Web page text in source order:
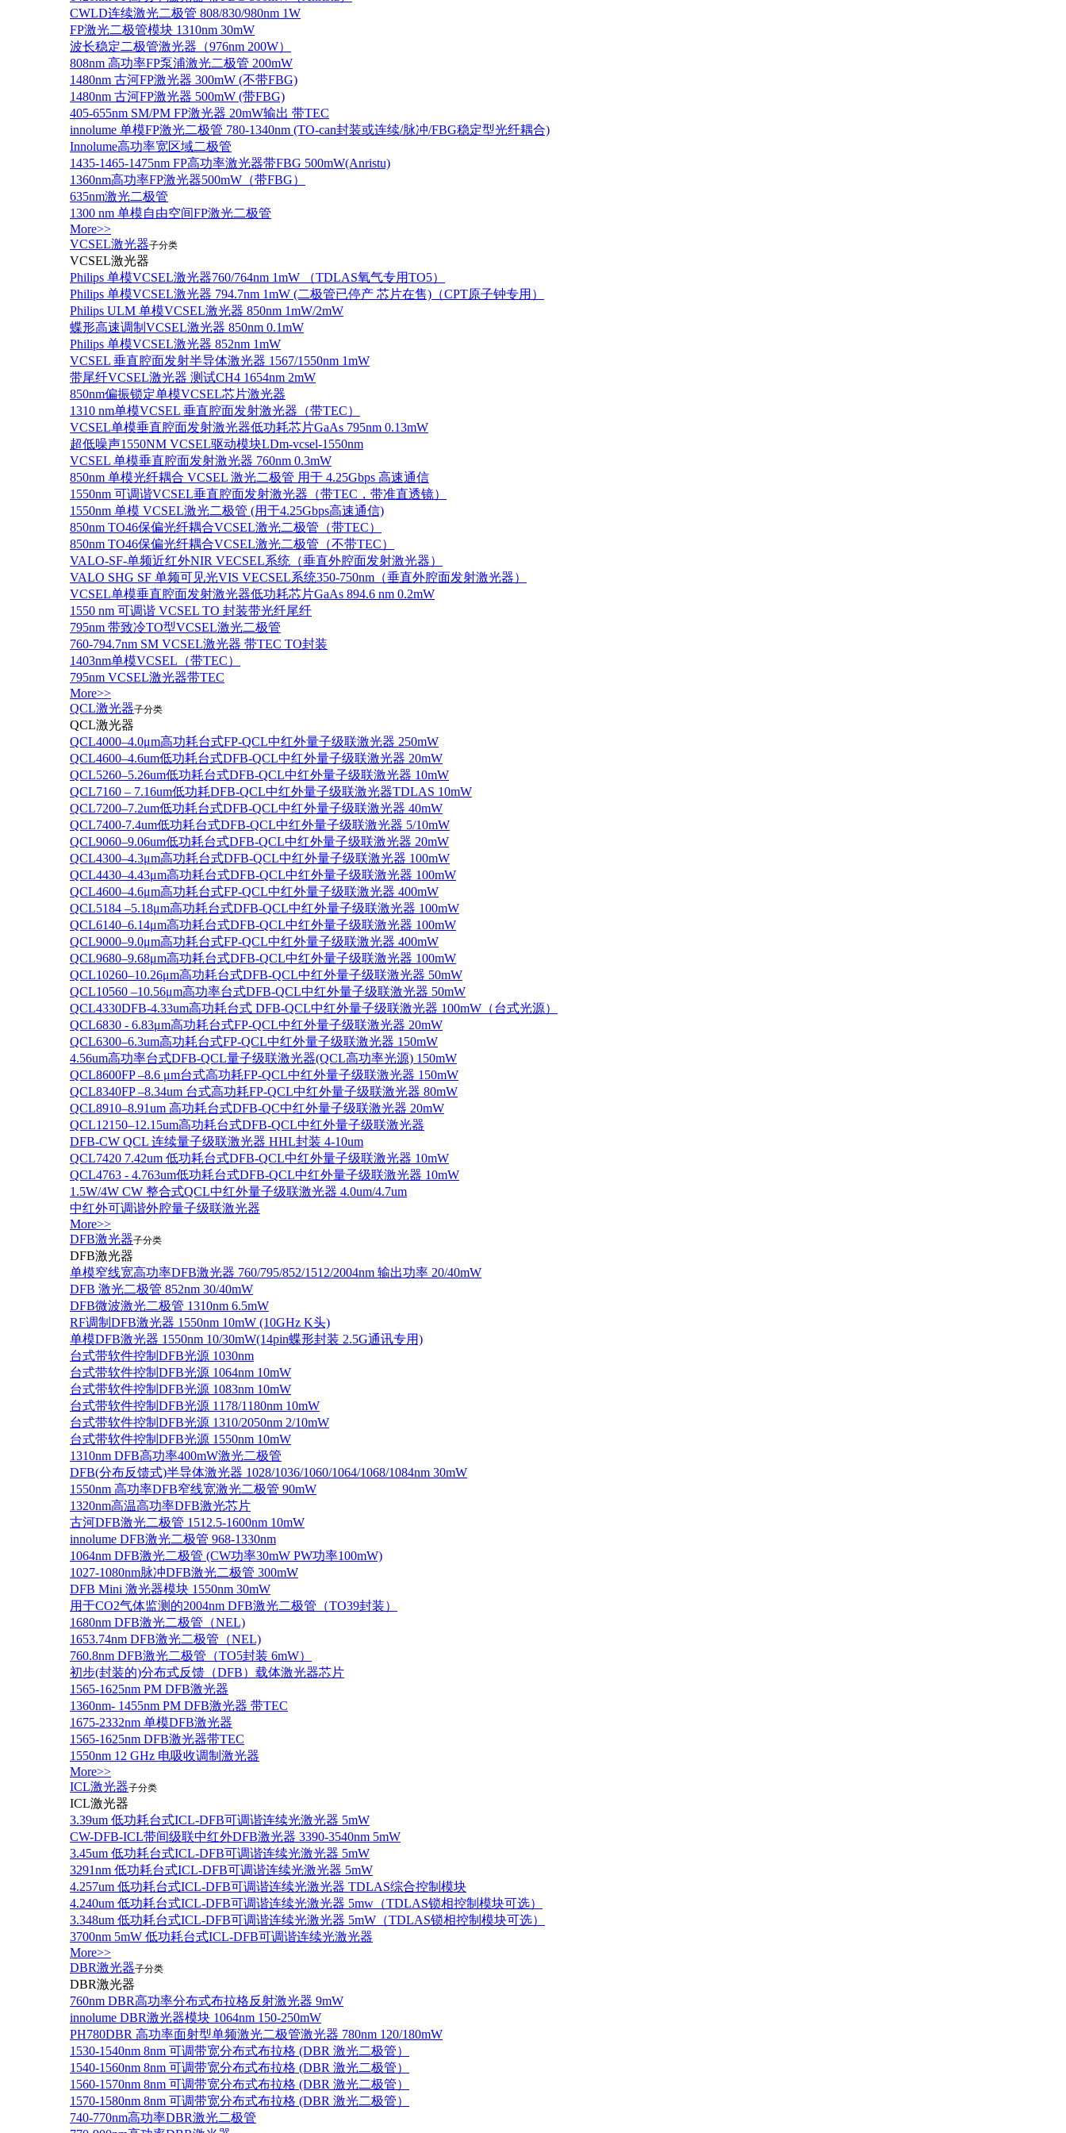
CWLD连续激光二极管 808/830/980nm 1W
FP激光二极管模块 1310nm 30mW
波长稳定二极管激光器（976nm 200W）
808nm 高功率FP泵浦激光二极管 200mW
1480nm 古河FP激光器 300mW (不带FBG)
1480nm 古河FP激光器 500mW (带FBG)
405-655nm SM/PM FP激光器 20mW输出 带TEC
innolume 单模FP激光二极管 780-1340nm (TO-can封装或连续/脉冲/FBG稳定型光纤耦合)
Innolume高功率宽区域二极管
1435-1465-1475nm FP高功率激光器带FBG 500mW(Anristu)
1360nm高功率FP激光器500mW（带FBG）
635nm激光二极管
1300 nm 单模自由空间FP激光二极管
More>>
VCSEL激光器子分类
VCSEL激光器
Philips 单模VCSEL激光器760/764nm 1mW （TDLAS氧气专用TO5）
Philips 单模VCSEL激光器 794.7nm 1mW (二极管已停产 芯片在售)（CPT原子钟专用）
Philips ULM 单模VCSEL激光器 850nm 1mW/2mW
蝶形高速调制VCSEL激光器 850nm 0.1mW
Philips 单模VCSEL激光器 852nm 1mW
VCSEL 垂直腔面发射半导体激光器 1567/1550nm 1mW
带尾纤VCSEL激光器 测试CH4 1654nm 2mW
850nm偏振锁定单模VCSEL芯片激光器
1310 nm单模VCSEL 垂直腔面发射激光器（带TEC）
VCSEL单模垂直腔面发射激光器低功耗芯片GaAs 795nm 0.13mW
超低噪声1550NM VCSEL驱动模块LDm-vcsel-1550nm
VCSEL 单模垂直腔面发射激光器 760nm 0.3mW
850nm 单模光纤耦合 VCSEL 激光二极管 用于 4.25Gbps 高速通信
1550nm 可调谐VCSEL垂直腔面发射激光器（带TEC，带准直透镜）
1550nm 单模 VCSEL激光二极管 (用于4.25Gbps高速通信)
850nm TO46保偏光纤耦合VCSEL激光二极管（带TEC）
850nm TO46保偏光纤耦合VCSEL激光二极管（不带TEC）
VALO-SF-单频近红外NIR VECSEL系统（垂直外腔面发射激光器）
VALO SHG SF 单频可见光VIS VECSEL系统350-750nm（垂直外腔面发射激光器）
VCSEL单模垂直腔面发射激光器低功耗芯片GaAs 894.6 nm 0.2mW
1550 nm 可调谐 VCSEL TO 封装带光纤尾纤
795nm 带致冷TO型VCSEL激光二极管
760-794.7nm SM VCSEL激光器 带TEC TO封装
1403nm单模VCSEL（带TEC）
795nm VCSEL激光器带TEC
More>>
QCL激光器子分类
QCL激光器
QCL4000–4.0μm高功耗台式FP-QCL中红外量子级联激光器 250mW
QCL4600–4.6um低功耗台式DFB-QCL中红外量子级联激光器 20mW
QCL5260–5.26um低功耗台式DFB-QCL中红外量子级联激光器 10mW
QCL7160 – 7.16um低功耗DFB-QCL中红外量子级联激光器TDLAS 10mW
QCL7200–7.2um低功耗台式DFB-QCL中红外量子级联激光器 40mW
QCL7400-7.4um低功耗台式DFB-QCL中红外量子级联激光器 5/10mW
QCL9060–9.06um低功耗台式DFB-QCL中红外量子级联激光器 20mW
QCL4300–4.3μm高功耗台式DFB-QCL中红外量子级联激光器 100mW
QCL4430–4.43μm高功耗台式DFB-QCL中红外量子级联激光器 100mW
QCL4600–4.6μm高功耗台式FP-QCL中红外量子级联激光器 400mW
QCL5184 –5.18μm高功耗台式DFB-QCL中红外量子级联激光器 100mW
QCL6140–6.14μm高功耗台式DFB-QCL中红外量子级联激光器 100mW
QCL9000–9.0μm高功耗台式FP-QCL中红外量子级联激光器 400mW
QCL9680–9.68μm高功耗台式DFB-QCL中红外量子级联激光器 100mW
QCL10260–10.26μm高功耗台式DFB-QCL中红外量子级联激光器 50mW
QCL10560 –10.56μm高功率台式DFB-QCL中红外量子级联激光器 50mW
QCL4330DFB-4.33um高功耗台式 DFB-QCL中红外量子级联激光器 100mW（台式光源）
QCL6830 - 6.83μm高功耗台式FP-QCL中红外量子级联激光器 20mW
QCL6300–6.3um高功耗台式FP-QCL中红外量子级联激光器 150mW
4.56um高功率台式DFB-QCL量子级联激光器(QCL高功率光源) 150mW
QCL8600FP –8.6 μm台式高功耗FP-QCL中红外量子级联激光器 150mW
QCL8340FP –8.34um 台式高功耗FP-QCL中红外量子级联激光器 80mW
QCL8910–8.91um 高功耗台式DFB-QC中红外量子级联激光器 20mW
QCL12150–12.15um高功耗台式DFB-QCL中红外量子级联激光器
DFB-CW QCL 连续量子级联激光器 HHL封装 4-10um
QCL7420 7.42um 低功耗台式DFB-QCL中红外量子级联激光器 10mW
QCL4763 - 4.763um低功耗台式DFB-QCL中红外量子级联激光器 10mW
1.5W/4W CW 整合式QCL中红外量子级联激光器 4.0um/4.7um
中红外可调谐外腔量子级联激光器
More>>
DFB激光器子分类
DFB激光器
单模窄线宽高功率DFB激光器 760/795/852/1512/2004nm 输出功率 20/40mW
DFB 激光二极管 852nm 30/40mW
DFB微波激光二极管 1310nm 6.5mW
RF调制DFB激光器 1550nm 10mW (10GHz K头)
单模DFB激光器 1550nm 10/30mW(14pin蝶形封装 2.5G通讯专用)
台式带软件控制DFB光源 1030nm
台式带软件控制DFB光源 1064nm 10mW
台式带软件控制DFB光源 1083nm 10mW
台式带软件控制DFB光源 1178/1180nm 10mW
台式带软件控制DFB光源 1310/2050nm 2/10mW
台式带软件控制DFB光源 1550nm 10mW
1310nm DFB高功率400mW激光二极管
DFB(分布反馈式)半导体激光器 1028/1036/1060/1064/1068/1084nm 30mW
1550nm 高功率DFB窄线宽激光二极管 90mW
1320nm高温高功率DFB激光芯片
古河DFB激光二极管 1512.5-1600nm 10mW
innolume DFB激光二极管 968-1330nm
1064nm DFB激光二极管 (CW功率30mW PW功率100mW)
1027-1080nm脉冲DFB激光二极管 300mW
DFB Mini 激光器模块 1550nm 30mW
用于CO2气体监测的2004nm DFB激光二极管（TO39封装）
1680nm DFB激光二极管（NEL)
1653.74nm DFB激光二极管（NEL)
760.8nm DFB激光二极管（TO5封装 6mW）
初步(封装的)分布式反馈（DFB）载体激光器芯片
1565-1625nm PM DFB激光器
1360nm- 1455nm PM DFB激光器 带TEC
1675-2332nm 单模DFB激光器
1565-1625nm DFB激光器带TEC
1550nm 12 GHz 电吸收调制激光器
More>>
ICL激光器子分类
ICL激光器
3.39um 低功耗台式ICL-DFB可调谐连续光激光器 5mW
CW-DFB-ICL带间级联中红外DFB激光器 3390-3540nm 5mW
3.45um 低功耗台式ICL-DFB可调谐连续光激光器 5mW
3291nm 低功耗台式ICL-DFB可调谐连续光激光器 5mW
4.257um 低功耗台式ICL-DFB可调谐连续光激光器 TDLAS综合控制模块
4.240um 低功耗台式ICL-DFB可调谐连续光激光器 5mw（TDLAS锁相控制模块可选）
3.348um 低功耗台式ICL-DFB可调谐连续光激光器 5mW（TDLAS锁相控制模块可选）
3700nm 5mW 低功耗台式ICL-DFB可调谐连续光激光器
More>>
DBR激光器子分类
DBR激光器
760nm DBR高功率分布式布拉格反射激光器 9mW
innolume DBR激光器模块 1064nm 150-250mW
PH780DBR 高功率面射型单频激光二极管激光器 780nm 120/180mW
1530-1540nm 8nm 可调带宽分布式布拉格 (DBR 激光二极管）
1540-1560nm 8nm 可调带宽分布式布拉格 (DBR 激光二极管）
1560-1570nm 8nm 可调带宽分布式布拉格 (DBR 激光二极管）
1570-1580nm 8nm 可调带宽分布式布拉格 (DBR 激光二极管）
740-770nm高功率DBR激光二极管